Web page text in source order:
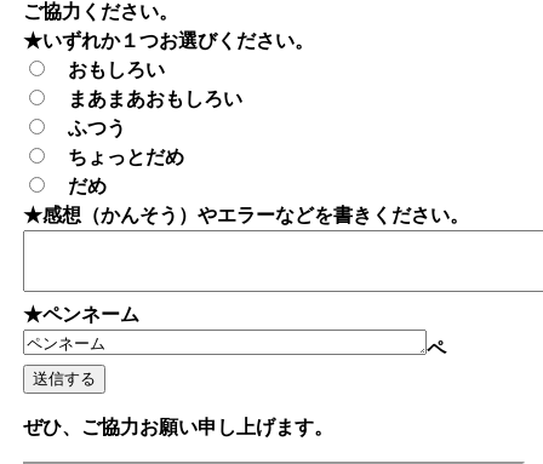
ご協力ください。
★いずれか１つお選びください。
おもしろい
まあまあおもしろい
ふつう
ちょっとだめ
だめ
★感想（かんそう）やエラーなどを書きください。
★ペンネーム
ペ
ぜひ、ご協力お願い申し上げます。